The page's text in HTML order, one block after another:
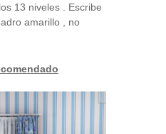
13 niveles . Escribe
amarillo , no